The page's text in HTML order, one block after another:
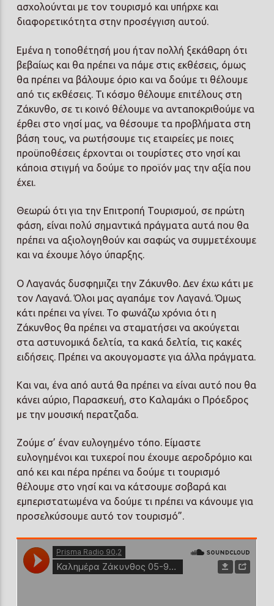
ασχολούνται με τον τουρισμό και υπήρχε και
διαφορετικότητα στην προσέγγιση αυτού.
Εμένα η τοποθέτησή μου ήταν πολλή ξεκάθαρη ότι
βεβαίως και θα πρέπει να πάμε στις εκθέσεις, όμως
θα πρέπει να βάλουμε όριο και να δούμε τι θέλουμε
από τις εκθέσεις. Τι κόσμο θέλουμε επιτέλους στη
Ζάκυνθο, σε τι κοινό θέλουμε να ανταποκριθούμε να
έρθει στο νησί μας, να θέσουμε τα προβλήματα στη
βάση τους, να ρωτήσουμε τις εταιρείες με ποιες
προϋποθέσεις έρχονται οι τουρίστες στο νησί και
κάποια στιγμή να δούμε το προϊόν μας την αξία που
έχει.
Θεωρώ ότι για την Επιτροπή Τουρισμού, σε πρώτη
φάση, είναι πολύ σημαντικά πράγματα αυτά που θα
πρέπει να αξιολογηθούν και σαφώς να συμμετέχουμε
και να έχουμε λόγο ύπαρξης.
Ο Λαγανάς δυσφημιζει την Ζάκυνθο. Δεν έχω κάτι με
τον Λαγανά. Όλοι μας αγαπάμε τον Λαγανά. Όμως
κάτι πρέπει να γίνει. Το φωνάζω χρόνια ότι η
Ζάκυνθος θα πρέπει να σταματήσει να ακούγεται
στα αστυνομικά δελτία, τα κακά δελτία, τις κακές
ειδήσεις. Πρέπει να ακουγομαστε για άλλα πράγματα.
Και ναι, ένα από αυτά θα πρέπει να είναι αυτό που θα
κάνει αύριο, Παρασκευή, στο Καλαμάκι ο Πρόεδρος
με την μουσική περατζαδα.
Ζούμε σ’ έναν ευλογημένο τόπο. Είμαστε
ευλογημένοι και τυχεροί που έχουμε αεροδρόμιο και
από κει και πέρα πρέπει να δούμε τι τουρισμό
θέλουμε στο νησί και να κάτσουμε σοβαρά και
εμπεριστατωμένα να δούμε τι πρέπει να κάνουμε για
προσελκύσουμε αυτό τον τουρισμό”.